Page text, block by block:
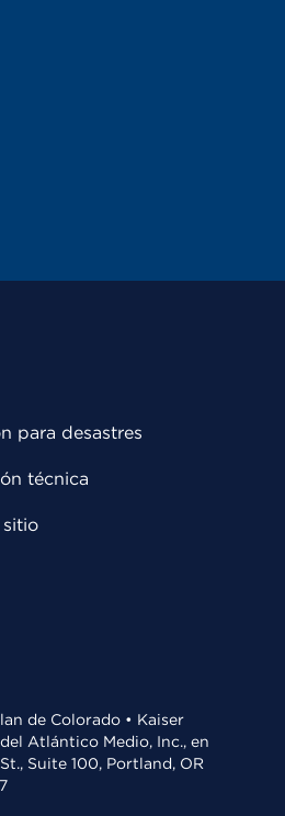
para desastres
técnica
sitio
de Colorado • Kaiser
Atlántico Medio, Inc., en
Suite 100, Portland, OR